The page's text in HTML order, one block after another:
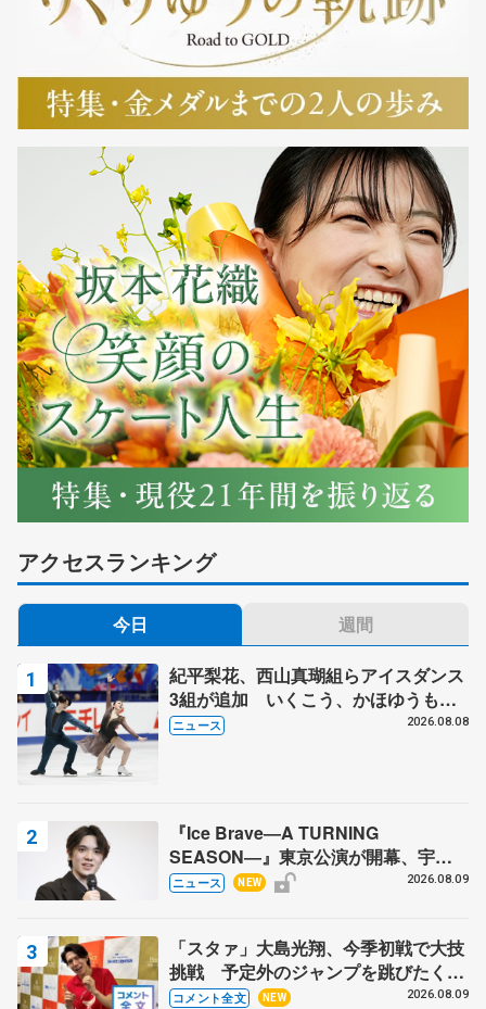
アクセスランキング
今日 週間
紀平梨花、西山真瑚組らアイスダンス
3組が追加 いくこう、かほゆうも、
木下グループ杯
ニュース 2026.08.08
『Ice Brave―A TURNING
SEASON―』東京公演が開幕、宇野
昌磨の『Ice Brave』にかける思いを
ニュース NEW 2026.08.09
「スタァ」大島光翔、今季初戦で大技
挑戦 予定外のジャンプを跳びたくな
った理由とは… 【関東サマートロフ
コメント全文 NEW 2026.08.09